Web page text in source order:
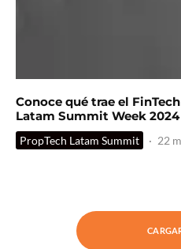
Conoce qué trae el
Latam Summit Week 2024
PropTech Latam Summit · 22